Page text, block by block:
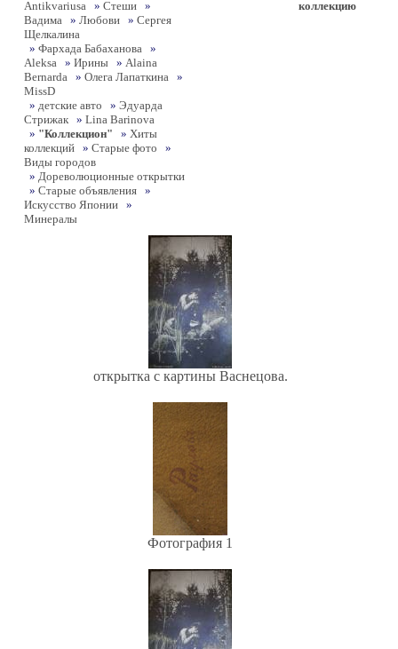
Antikvariusa » Стеши »
Вадима » Любови » Сергея
Щелкалина
» Фархада Бабаханова »
Aleksa » Ирины » Alaina
Bernarda » Олега Лапаткина »
MissD
» детские авто » Эдуарда
Стрижак » Lina Barinova
» "Коллекцион" » Хиты
коллекций » Старые фото »
Виды городов
» Дореволюционные открытки
» Старые объявления »
Искусство Японии »
Минералы
коллекцию
открытка с картины Васнецова.
Фотография 1